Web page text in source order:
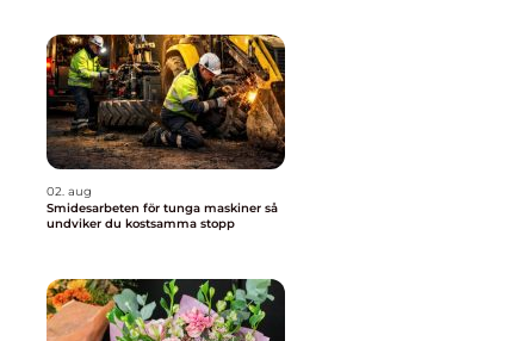
02. aug
Smidesarbeten för tunga maskiner så
undviker du kostsamma stopp